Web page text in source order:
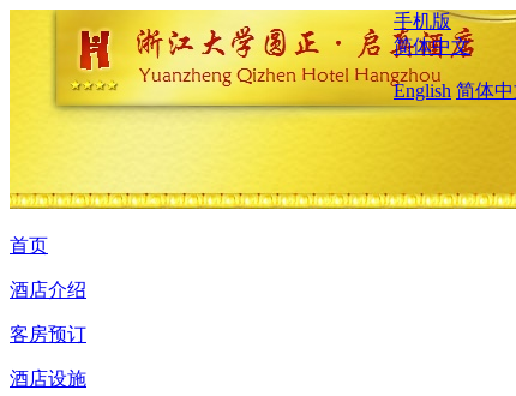
手机版
简体中文
English 简体
首页
酒店介绍
客房预订
酒店设施